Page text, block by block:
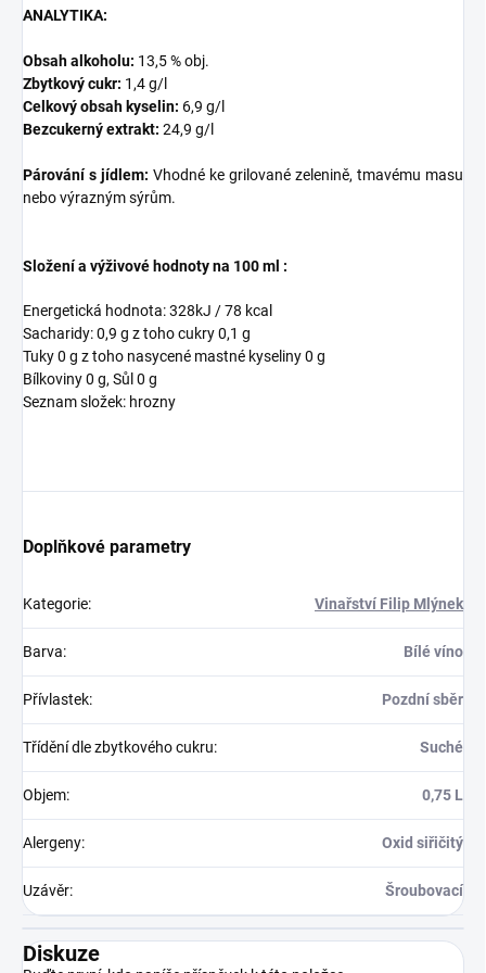
ANALYTIKA:
Obsah alkoholu: 13,5 % obj.
Zbytkový cukr: 1,4 g/l
Celkový obsah kyselin: 6,9 g/l
Bezcukerný extrakt: 24,9 g/l
Párování s jídlem: Vhodné ke grilované zelenině, tmavému masu
nebo výrazným sýrům.
Složení a výživové hodnoty na 100 ml :
Energetická hodnota: 328kJ / 78 kcal
Sacharidy: 0,9 g z toho cukry 0,1 g
Tuky 0 g z toho nasycené mastné kyseliny 0 g
Bílkoviny 0 g, Sůl 0 g
Seznam složek: hrozny
Doplňkové parametry
Kategorie: Vinařství Filip Mlýnek
Barva: Bílé víno
Přívlastek: Pozdní sběr
Třídění dle zbytkového cukru: Suché
Objem: 0,75 L
Alergeny: Oxid siřičitý
Uzávěr: Šroubovací
Diskuze